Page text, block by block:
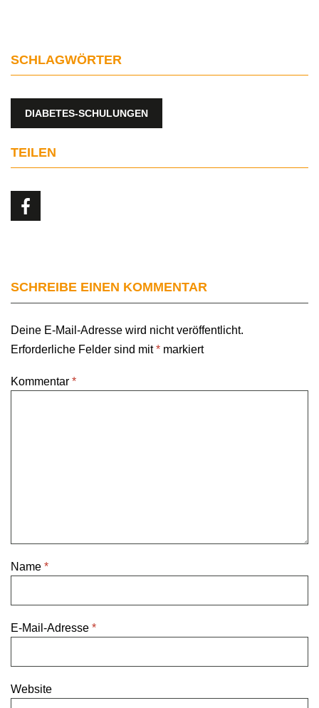
SCHLAGWÖRTER
DIABETES-SCHULUNGEN
TEILEN
SCHREIBE EINEN KOMMENTAR
Deine E-Mail-Adresse wird nicht veröffentlicht.
Erforderliche Felder sind mit* markiert
Kommentar *
Name *
E-Mail-Adresse *
Website